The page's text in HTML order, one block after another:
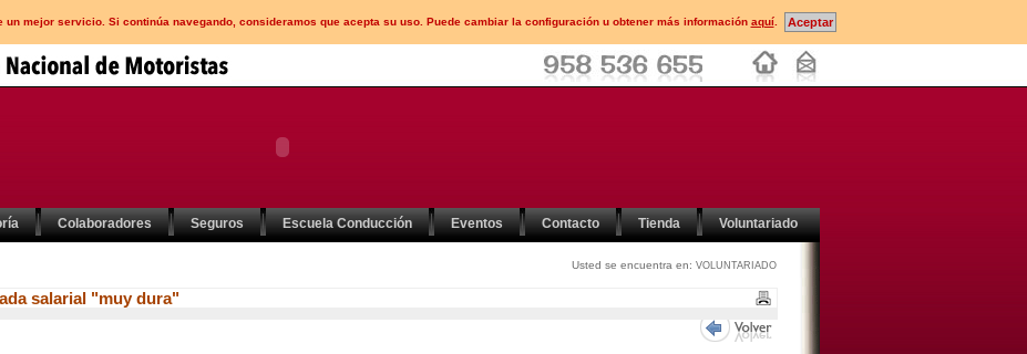
mejor servicio. Si continúa navegando, consideramos que acepta su uso. Puede cambiar la configuración u obtener más información aquí.
Colaboradores Seguros Escuela Conducción Eventos Contacto Tienda Voluntariado
Usted se encuentra en: VOLUNTARIADO
salarial "muy dura"